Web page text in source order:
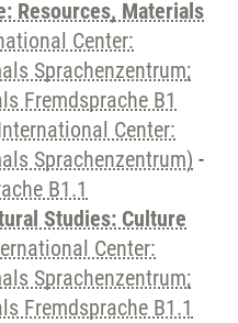
Resources, Materials
Center:
Sprachenzentrum;
Fremdsprache B1
Center:
Sprachenzentrum) -
B1.1
Studies: Culture
Center:
Sprachenzentrum;
Fremdsprache B1.1